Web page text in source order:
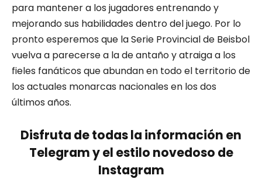
para mantener a los jugadores entrenando y
mejorando sus habilidades dentro del juego. Por lo
pronto esperemos que la Serie Provincial de Beisbol
vuelva a parecerse a la de antaño y atraiga a los
fieles fanáticos que abundan en todo el territorio de
los actuales monarcas nacionales en los dos
últimos años.
Disfruta de todas la información en
Telegram y el estilo novedoso de
Instagram